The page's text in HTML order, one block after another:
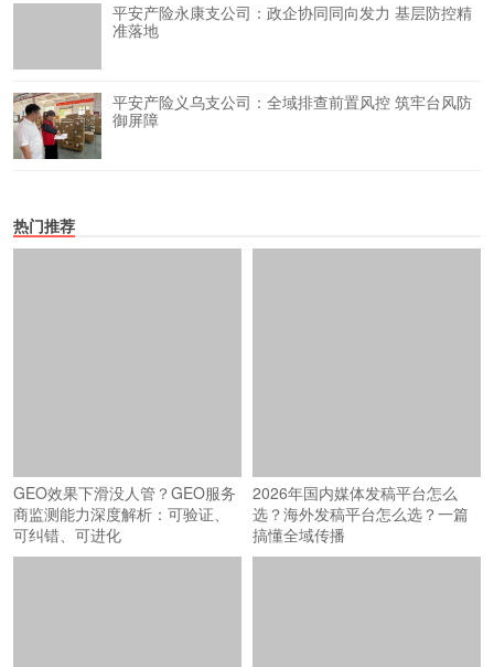
平安产险永康支公司：政企协同同向发力 基层防控精
准落地
平安产险义乌支公司：全域排查前置风控 筑牢台风防
御屏障
热门推荐
GEO效果下滑没人管？GEO服务
商监测能力深度解析：可验证、
可纠错、可进化